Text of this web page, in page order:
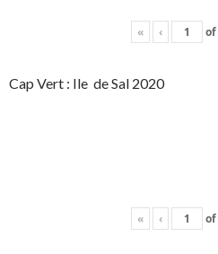
« ‹ of
Cap Vert : Ile de Sal 2020
« ‹ of